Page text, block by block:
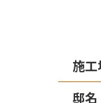
施
邸名